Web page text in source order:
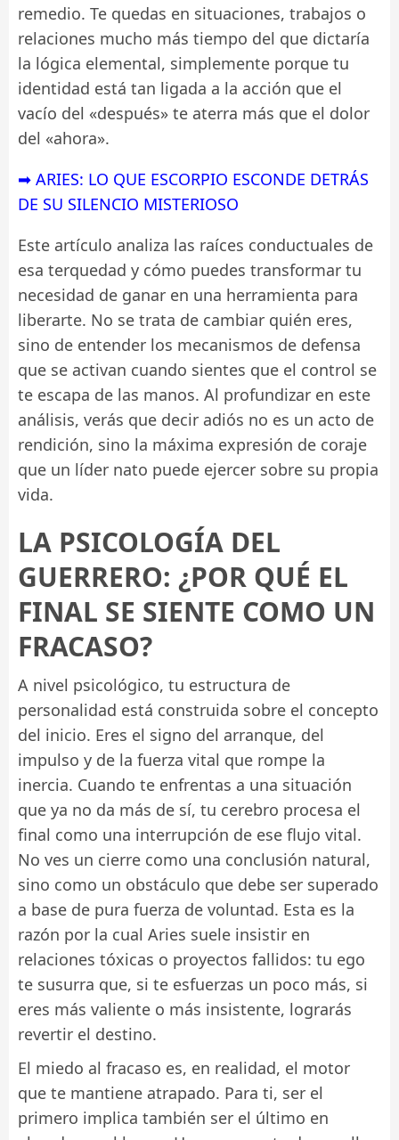
remedio. Te quedas en situaciones, trabajos o
relaciones mucho más tiempo del que dictaría
la lógica elemental, simplemente porque tu
identidad está tan ligada a la acción que el
vacío del «después» te aterra más que el dolor
del «ahora».
➡ ARIES: LO QUE ESCORPIO ESCONDE DETRÁS
DE SU SILENCIO MISTERIOSO
Este artículo analiza las raíces conductuales de
esa terquedad y cómo puedes transformar tu
necesidad de ganar en una herramienta para
liberarte. No se trata de cambiar quién eres,
sino de entender los mecanismos de defensa
que se activan cuando sientes que el control se
te escapa de las manos. Al profundizar en este
análisis, verás que decir adiós no es un acto de
rendición, sino la máxima expresión de coraje
que un líder nato puede ejercer sobre su propia
vida.
LA PSICOLOGÍA DEL
GUERRERO: ¿POR QUÉ EL
FINAL SE SIENTE COMO UN
FRACASO?
A nivel psicológico, tu estructura de
personalidad está construida sobre el concepto
del inicio. Eres el signo del arranque, del
impulso y de la fuerza vital que rompe la
inercia. Cuando te enfrentas a una situación
que ya no da más de sí, tu cerebro procesa el
final como una interrupción de ese flujo vital.
No ves un cierre como una conclusión natural,
sino como un obstáculo que debe ser superado
a base de pura fuerza de voluntad. Esta es la
razón por la cual Aries suele insistir en
relaciones tóxicas o proyectos fallidos: tu ego
te susurra que, si te esfuerzas un poco más, si
eres más valiente o más insistente, lograrás
revertir el destino.
El miedo al fracaso es, en realidad, el motor
que te mantiene atrapado. Para ti, ser el
primero implica también ser el último en